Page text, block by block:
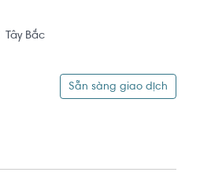
Tây Bắc
Sẵn sàng giao dịch